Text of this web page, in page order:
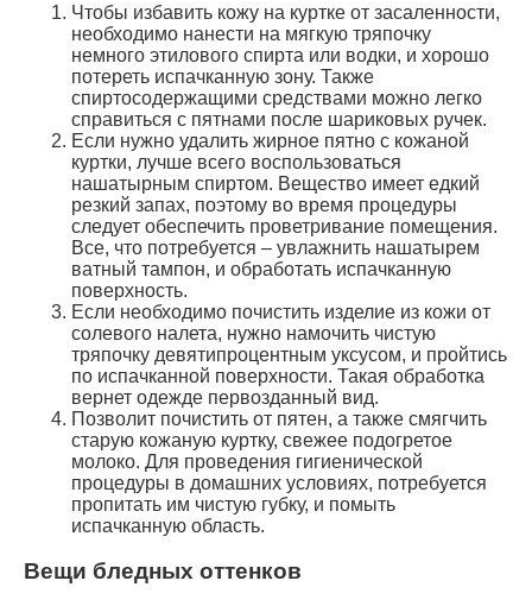
Чтобы избавить кожу на куртке от засаленности,
необходимо нанести на мягкую тряпочку
немного этилового спирта или водки, и хорошо
потереть испачканную зону. Также
спиртосодержащими средствами можно легко
справиться с пятнами после шариковых ручек.
Если нужно удалить жирное пятно с кожаной
куртки, лучше всего воспользоваться
нашатырным спиртом. Вещество имеет едкий
резкий запах, поэтому во время процедуры
следует обеспечить проветривание помещения.
Все, что потребуется – увлажнить нашатырем
ватный тампон, и обработать испачканную
поверхность.
Если необходимо почистить изделие из кожи от
солевого налета, нужно намочить чистую
тряпочку девятипроцентным уксусом, и пройтись
по испачканной поверхности. Такая обработка
вернет одежде первозданный вид.
Позволит почистить от пятен, а также смягчить
старую кожаную куртку, свежее подогретое
молоко. Для проведения гигиенической
процедуры в домашних условиях, потребуется
пропитать им чистую губку, и помыть
испачканную область.
Вещи бледных оттенков